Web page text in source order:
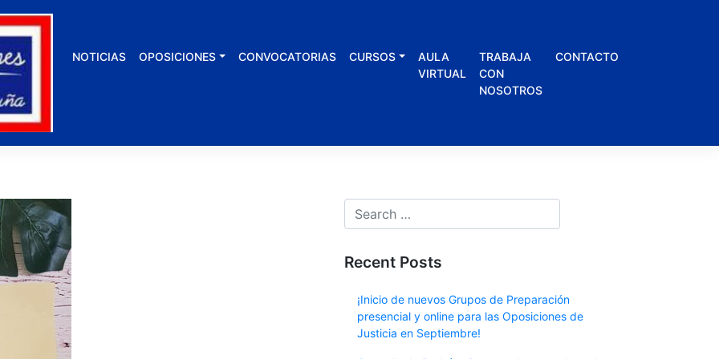
NOTICIAS OPOSICIONES CONVOCATORIAS CURSOS
AULA
VIRTUAL
TRABAJA
CON
NOSOTROS
CONTACTO
Recent Posts
¡Inicio de nuevos Grupos de Preparación
presencial y online para las Oposiciones de
Justicia en Septiembre!